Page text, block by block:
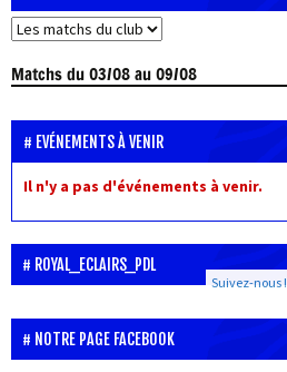
Matchsdu 03/08 au 09/08
EVÉNEMENTS À VENIR
Il n'y a pas d'événements à venir.
ROYAL_ECLAIRS_PDL
Suivez-nous !
NOTRE PAGE FACEBOOK